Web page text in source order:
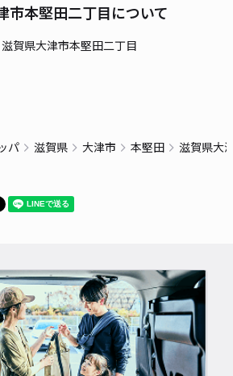
市本堅田二丁目について
賀県大津市本堅田二丁目
パ 滋賀県 大津市 本堅田 滋賀県大